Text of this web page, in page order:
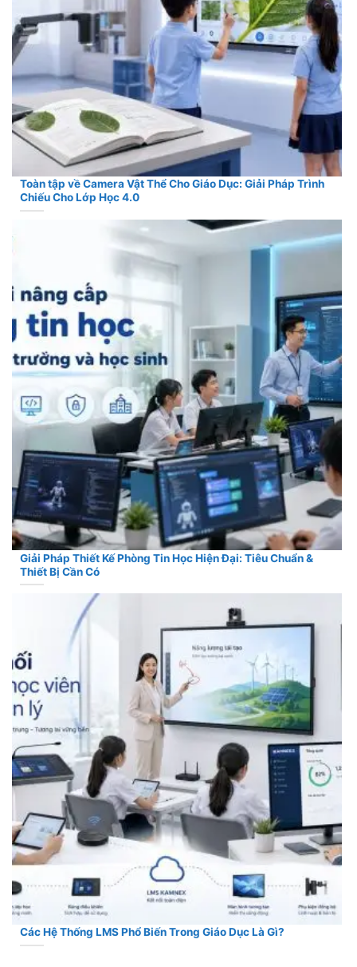
Toàn tập về Camera Vật Thể Cho Giáo Dục: Giải Pháp Trình
Chiếu Cho Lớp Học 4.0
Giải Pháp Thiết Kế Phòng Tin Học Hiện Đại: Tiêu Chuẩn &
Thiết Bị Cần Có
Các Hệ Thống LMS Phổ Biến Trong Giáo Dục Là Gì?